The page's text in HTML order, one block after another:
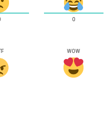
0
WOW